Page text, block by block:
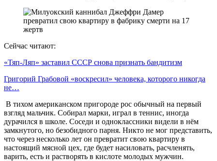
Сейчас читают:
«Тяп-Ляп» заставил СССР снова признать бандитизм
Григорий Грабовой «воскресил» человека, которого никогда
не…
В тихом американском пригороде рос обычный на первый
взгляд мальчик. Собирал марки, играл в теннис, иногда
дурачился в школе. Соседи и одноклассники видели в нём
замкнутого, но безобидного парня. Никто не мог представить,
что через несколько лет он превратит свою квартиру в
настоящий мясной цех, где будет насиловать, расчленять,
варить, есть и растворять в кислоте молодых мужчин.